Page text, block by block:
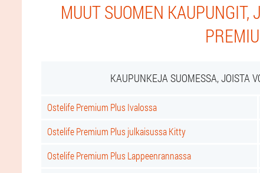
MUUT SUOMEN KAUPUNGIT,
KAUPUNKEJA SUOMESSA, JOISTA
Ostelife Premium Plus Ivalossa
Ostelife Premium Plus julkaisussa Kitty
Ostelife Premium Plus Lappeenrannassa